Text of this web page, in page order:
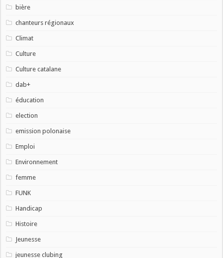
bière
chanteurs régionaux
Climat
Culture
Culture catalane
dab+
éducation
election
emission polonaise
Emploi
Environnement
femme
FUNK
Handicap
Histoire
Jeunesse
jeunesse clubing